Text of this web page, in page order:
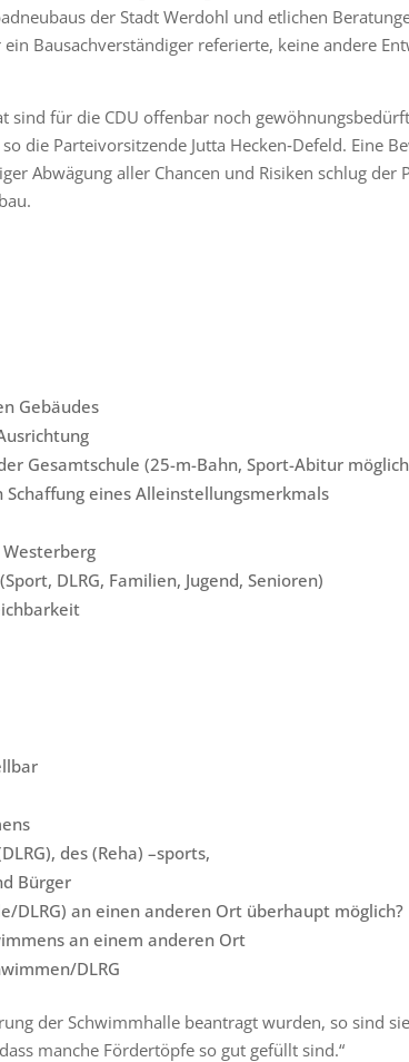
der Stadt Werdohl und etlichen
Bausachverständiger referierte, keine andere
sind für die CDU offenbar noch
die Parteivorsitzende Jutta Hecken‑Defeld. Eine
Abwägung aller Chancen und Risiken schlug der
Gebäudes
Gesamtschule (25-m-Bahn, Sport-Abitur
eines Alleinstellungsmerkmals
DLRG, Familien, Jugend, Senioren)
des (Reha) –sports,
Bürger
DLRG) an einen anderen Ort überhaupt möglich?
an einem anderen Ort
DLRG
der Schwimmhalle beantragt wurden, so sind
manche Fördertöpfe so gut gefüllt sind.“